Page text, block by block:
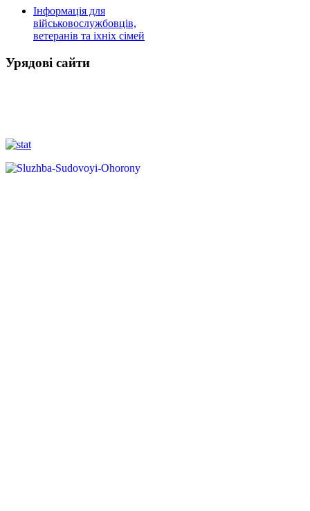
Інформація для
військовослужбовців,
ветеранів та іхніх сімей
Урядові сайти